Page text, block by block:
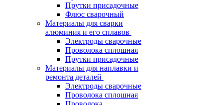
Прутки присадочные
Флюс сварочный
Материалы для сварки
алюминия и его сплавов
Электроды сварочные
Проволока сплошная
Прутки присадочные
Материалы для наплавки и
ремонта деталей
Электроды сварочные
Проволока сплошная